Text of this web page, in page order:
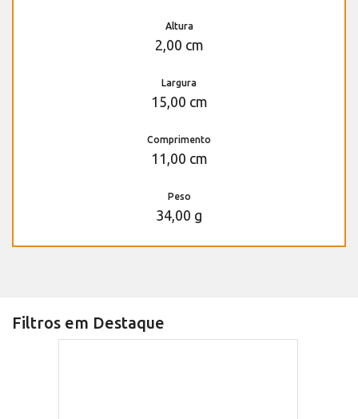
Altura
2,00 cm
Largura
15,00 cm
Comprimento
11,00 cm
Peso
34,00 g
Filtros em Destaque